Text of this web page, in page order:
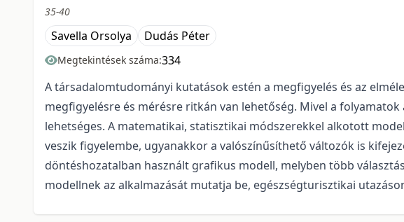
35-40
Savella Orsolya Dudás Péter
Megtekintések száma:334
A társadalomtudományi kutatások estén a megfigyelés és az
megfigyelésre és mérésre ritkán van lehetőség. Mivel a
lehetséges. A matematikai, statisztikai módszerekkel alkotott
veszik figyelembe, ugyanakkor a valószínűsíthető változók is
döntéshozatalban használt grafikus modell, melyben több
modellnek az alkalmazását mutatja be, egészségturisztikai